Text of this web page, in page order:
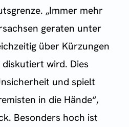
„Immer mehr
geraten unter
über Kürzungen
wird. Dies
und spielt
in die Hände“,
Besonders hoch ist